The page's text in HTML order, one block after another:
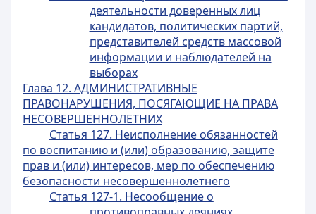
деятельности доверенных лиц
кандидатов, политических партий,
представителей средств массовой
информации и наблюдателей на
выборах
Глава 12. АДМИНИСТРАТИВНЫЕ
ПРАВОНАРУШЕНИЯ, ПОСЯГАЮЩИЕ НА ПРАВА
НЕСОВЕРШЕННОЛЕТНИХ
Статья 127. Неисполнение обязанностей
по воспитанию и (или) образованию, защите
прав и (или) интересов, мер по обеспечению
безопасности несовершеннолетнего
Статья 127-1. Несообщение о